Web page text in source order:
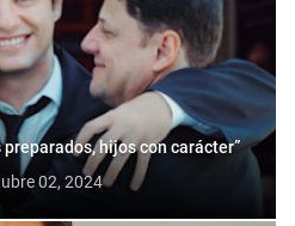
hijos con carácter”
02, 2024